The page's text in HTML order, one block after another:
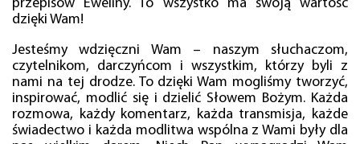
przepisów Eweliny. To wszystko ma swoją wartość
dzięki Wam!
Jesteśmy wdzięczni Wam – naszym słuchaczom,
czytelnikom, darczyńcom i wszystkim, którzy byli z
nami na tej drodze. To dzięki Wam mogliśmy tworzyć,
inspirować, modlić się i dzielić Słowem Bożym. Każda
rozmowa, każdy komentarz, każda transmisja, każde
świadectwo i każda modlitwa wspólna z Wami były dla